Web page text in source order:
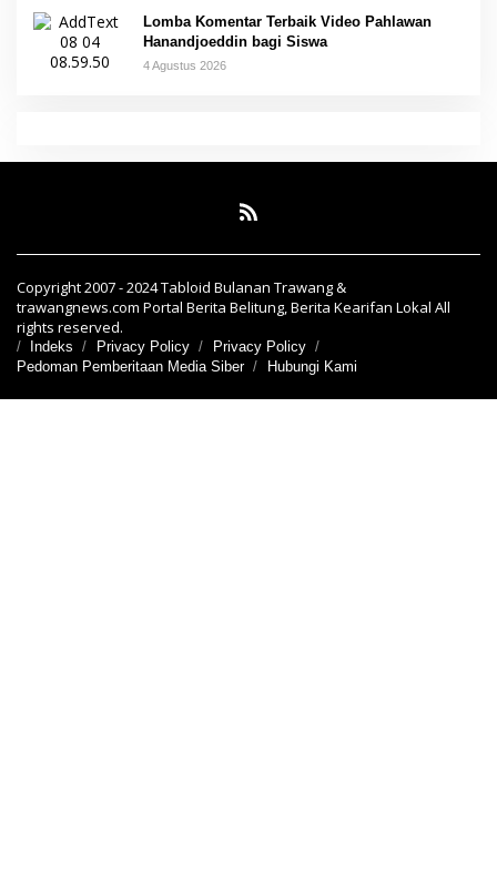
Lomba Komentar Terbaik Video Pahlawan
Hanandjoeddin bagi Siswa
4 Agustus 2026
Copyright 2007 - 2024 Tabloid Bulanan Trawang &
trawangnews.com Portal Berita Belitung, Berita Kearifan Lokal All
rights reserved.
Indeks Privacy Policy
Privacy Policy
Pedoman Pemberitaan Media Siber
Hubungi Kami